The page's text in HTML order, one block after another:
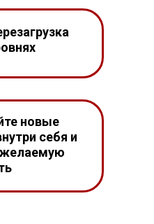
новые
себя и
желаемую